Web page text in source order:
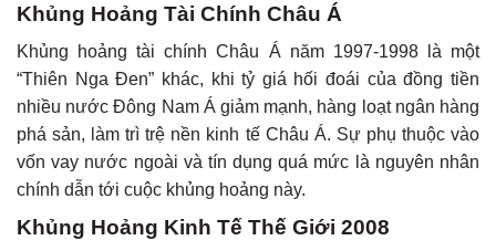
Khủng Hoảng Tài Chính Châu Á
Khủng hoảng tài chính Châu Á năm 1997-1998 là một
“Thiên Nga Đen” khác, khi tỷ giá hối đoái của đồng tiền
nhiều nước Đông Nam Á giảm mạnh, hàng loạt ngân hàng
phá sản, làm trì trệ nền kinh tế Châu Á. Sự phụ thuộc vào
vốn vay nước ngoài và tín dụng quá mức là nguyên nhân
chính dẫn tới cuộc khủng hoảng này.
Khủng Hoảng Kinh Tế Thế Giới 2008